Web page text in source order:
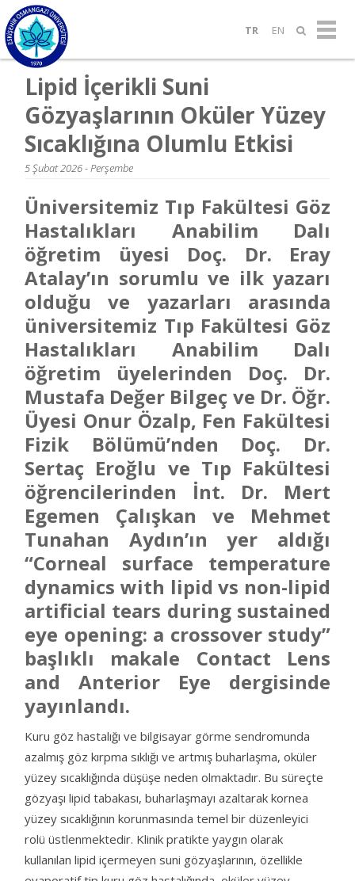
TR EN
Lipid İçerikli Suni
Gözyaşlarının Oküler Yüzey
Sıcaklığına Olumlu Etkisi
5 Şubat 2026 - Perşembe
Üniversitemiz Tıp Fakültesi Göz
Hastalıkları Anabilim Dalı
öğretim üyesi Doç. Dr. Eray
Atalay’ın sorumlu ve ilk yazarı
olduğu ve yazarları arasında
üniversitemiz Tıp Fakültesi Göz
Hastalıkları Anabilim Dalı
öğretim üyelerinden Doç. Dr.
Mustafa Değer Bilgeç ve Dr. Öğr.
Üyesi Onur Özalp, Fen Fakültesi
Fizik Bölümü’nden Doç. Dr.
Sertaç Eroğlu ve Tıp Fakültesi
öğrencilerinden İnt. Dr. Mert
Egemen Çalışkan ve Mehmet
Tunahan Aydın’ın yer aldığı
“Corneal surface temperature
dynamics with lipid vs non-lipid
artificial tears during sustained
eye opening: a crossover study”
başlıklı makale Contact Lens
and Anterior Eye dergisinde
yayınlandı.
Kuru göz hastalığı ve bilgisayar görme sendromunda
azalmış göz kırpma sıklığı ve artmış buharlaşma, oküler
yüzey sıcaklığında düşüşe neden olmaktadır. Bu süreçte
gözyaşı lipid tabakası, buharlaşmayı azaltarak kornea
yüzey sıcaklığının korunmasında temel bir düzenleyici
rolü üstlenmektedir. Klinik pratikte yaygın olarak
kullanılan lipid içermeyen suni gözyaşlarının, özellikle